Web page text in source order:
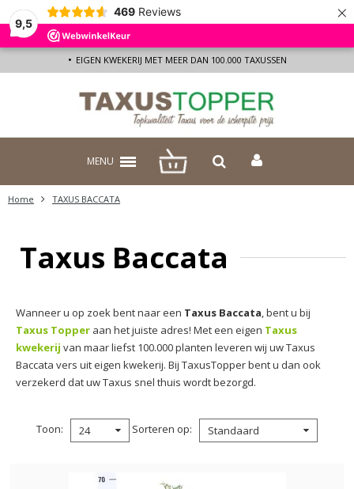
9,5
469 Reviews ×
EIGEN KWEKERIJ MET MEER DAN 100.000 TAXUSSEN
MENU
Home TAXUS BACCATA
Taxus Baccata
Wanneer u op zoek bent naar een Taxus Baccata, bent u bij
Taxus Topper aan het juiste adres! Met een eigen Taxus
kwekerij van maar liefst 100.000 planten leveren wij uw Taxus
Baccata vers uit eigen kwekerij. Bij TaxusTopper bent u dan ook
verzekerd dat uw Taxus snel thuis wordt bezorgd.
Toon 24 Sorteren op Standaard